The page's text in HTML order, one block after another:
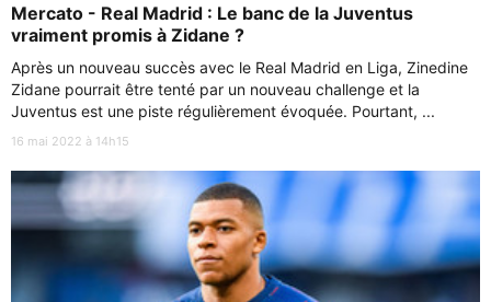
Mercato - Real Madrid : Le banc de la Juventus
vraiment promis à Zidane ?
Après un nouveau succès avec le Real Madrid en Liga, Zinedine
Zidane pourrait être tenté par un nouveau challenge et la
Juventus est une piste régulièrement évoquée. Pourtant, ...
16 mai 2022 à 14h15